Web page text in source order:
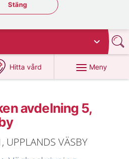
Stäng regionsväljaren
Stäng
Hitta vård
på 1177.se
Meny
avdelning 5,
VÄSBY